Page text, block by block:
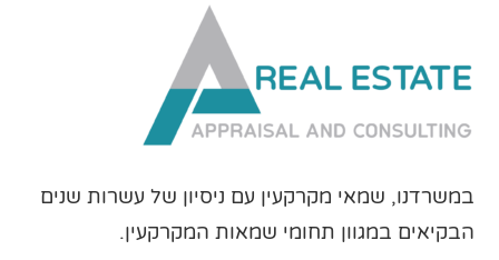
במשרדנו, שמאי מקרקעין עם ניסיון של עשרות שנים
הבקיאים במגוון תחומי שמאות המקרקעין.